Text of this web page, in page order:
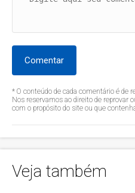
Comentar
* O conteúdo de cada comentário é de
Nos reservamos ao direito de reprovar
com o propósito do site ou que
Veja também